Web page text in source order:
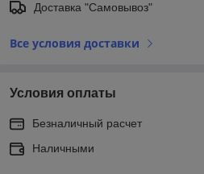
Доставка "Самовывоз"
Все условия доставки
Условия оплаты
Безналичный расчет
Наличными